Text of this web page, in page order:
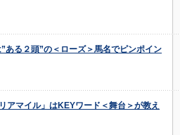
ある２頭”の＜ローズ＞馬名でピンポイン
アマイル」はKEYワード＜舞台＞が教え